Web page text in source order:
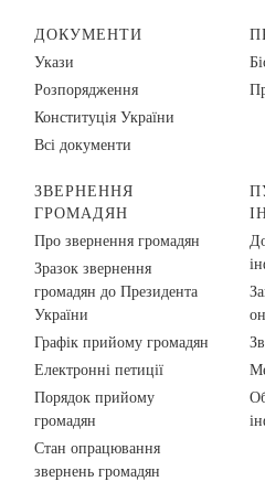
ДОКУМЕНТИ
Укази
Розпорядження
Конституція України
Всі документи
ЗВЕРНЕННЯ
ГРОМАДЯН
Про звернення громадян
Зразок звернення
громадян до Президента
України
Графік прийому громадян
Електронні петиції
Порядок прийому
громадян
Стан опрацювання
звернень громадян